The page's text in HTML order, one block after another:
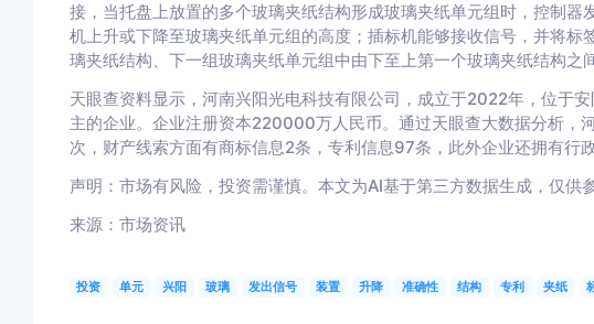
接，当托盘上放置的多个玻璃夹纸结构形成玻璃夹纸单元组时，控制
机上升或下降至玻璃夹纸单元组的高度；插标机能够接收信号，并将标
璃夹纸结构、下一组玻璃夹纸单元组中由下至上第一个玻璃夹纸结构之
天眼查资料显示，河南兴阳光电科技有限公司，成立于2022年，位于
主的企业。企业注册资本220000万人民币。通过天眼查大数据分析，
次，财产线索方面有商标信息2条，专利信息97条，此外企业还拥有行政
声明：市场有风险，投资需谨慎。本文为AI基于第三方数据生成，仅供
来源：市场资讯
投资 单元 兴阳 玻璃 发出信号 装置 升降 准确性 结构 专利 夹纸